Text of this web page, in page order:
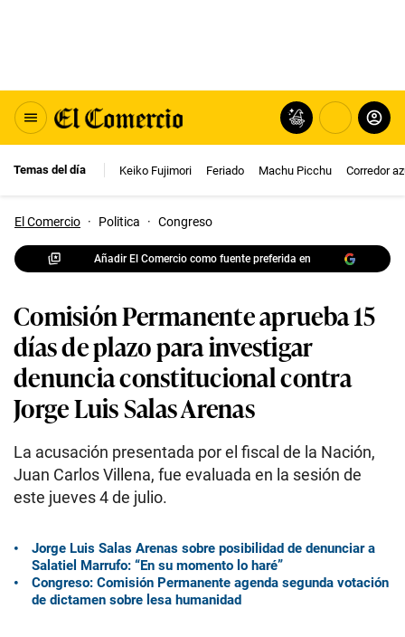
Temas del día Keiko Fujimori Feriado Machu Picchu Corredor
El Comercio · Politica · Congreso
Añadir El Comercio como fuente preferida en
Comisión Permanente aprueba 15
días de plazo para investigar
denuncia constitucional contra
Jorge Luis Salas Arenas
La acusación presentada por el fiscal de la Nación,
Juan Carlos Villena, fue evaluada en la sesión de
este jueves 4 de julio.
Jorge Luis Salas Arenas sobre posibilidad de denunciar a
Salatiel Marrufo: “En su momento lo haré”
Congreso: Comisión Permanente agenda segunda votación
de dictamen sobre lesa humanidad